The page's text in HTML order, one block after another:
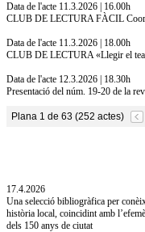
Data de l'acte 11.3.2026 | 16.00h
CLUB DE LECTURA FÀCIL
Data de l'acte 11.3.2026 | 18.00h
CLUB DE LECTURA «Llegir el
Data de l'acte 12.3.2026 | 18.30h
Presentació del núm. 19-20 de la
Plana 1 de 63 (252 actes)
17.4.2026
Una selecció bibliogràfica per
història local, coincidint amb
dels 150 anys de ciutat